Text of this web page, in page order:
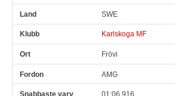
SWE
Karlskoga MF
Frövi
AMG
01:06.916